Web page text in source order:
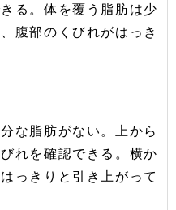
る。体を覆う脂肪は少
腹部のくびれがはっき
な脂肪がない。上から
れを確認できる。横か
っきりと引き上がって